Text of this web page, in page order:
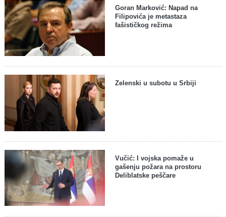
Goran Marković: Napad na
Filipovića je metastaza
fašističkog režima
Zelenski u subotu u Srbiji
Vučić: I vojska pomaže u
gašenju požara na prostoru
Deliblatske peščare